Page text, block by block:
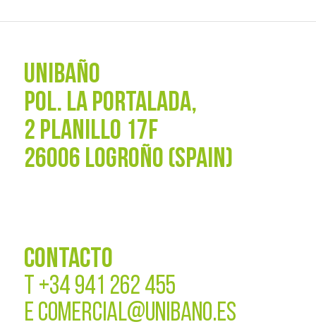
UNIBAÑO
POL. La Portalada,
2 PLANILLO 17F
26006 LOGROÑO (SPAIN)
CONTACTO
T +34 941 262 455
E COMERCIAL@UNIBANO.ES